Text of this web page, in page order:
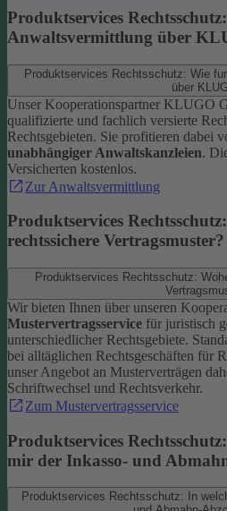
Produktservices
Anwaltsvermittlung über
Produktservices Rechtsschutz: Wie
über
Unser Kooperationspartner KLUGO
qualifizierte und fachlich versierte
Rechtsgebieten. Sie profitieren dabei
unabhängiger Anwaltskanzleien.
Versicherten kostenlos.
Zur Anwaltsvermittlung
Produktservices
rechtssichere Vertragsmuster?
Produktservices Rechtsschutz:
Wir bieten Ihnen über unseren
Mustervertragsservice für juristisch
unterschiedlicher Rechtsgebiete.
bei alltäglichen Rechtsgeschäften für
unser Angebot an Musterverträgen
Schriftwechsel und Rechtsverkehr.
Zum Mustervertragsservice
Produktservices
mir der Inkasso- und
Produktservices Rechtsschutz: In